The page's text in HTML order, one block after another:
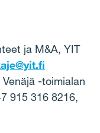
ja M&A, YIT
-toimialan
915 316 8216,